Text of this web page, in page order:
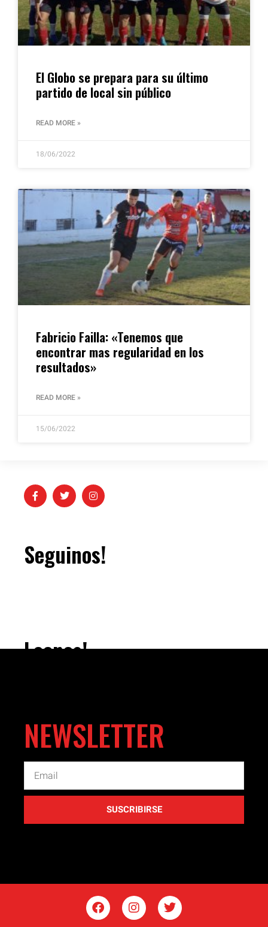
El Globo se prepara para su último
partido de local sin público
READ MORE »
18/06/2022
Fabricio Failla: «Tenemos que
encontrar mas regularidad en los
resultados»
READ MORE »
15/06/2022
Seguinos!
Leenos!
NEWSLETTER
SUSCRIBIRSE